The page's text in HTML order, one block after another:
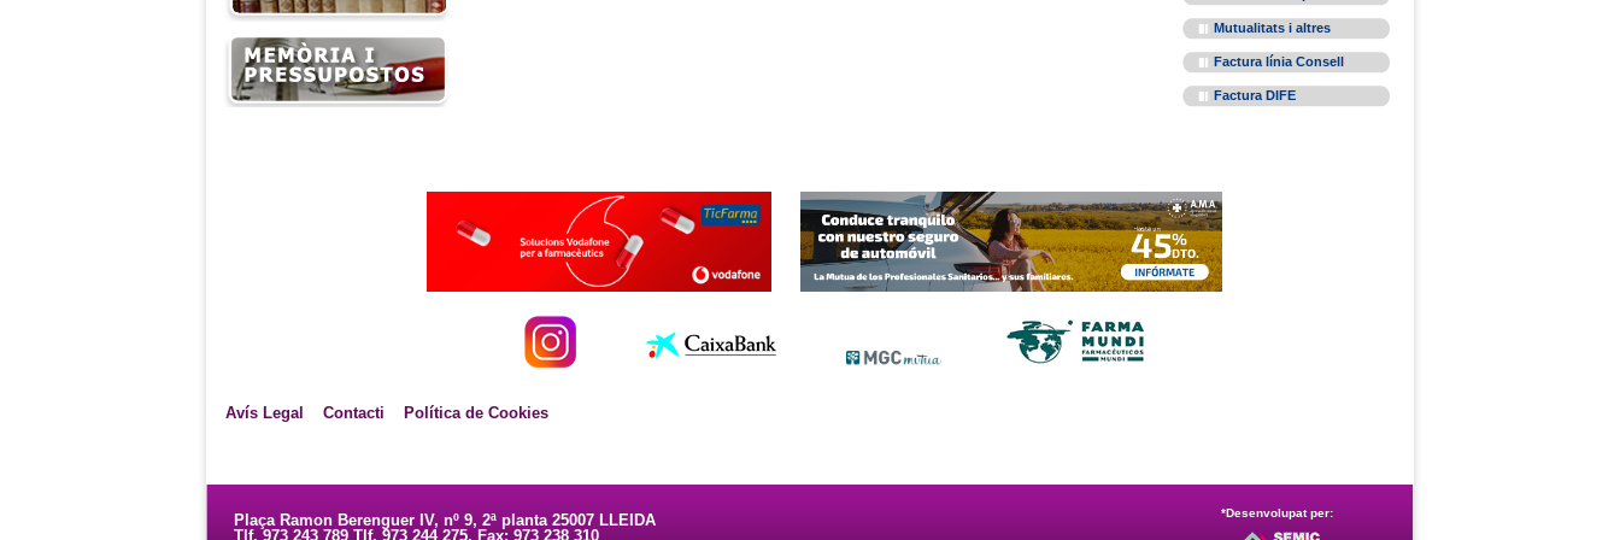
Mutualitats i altres
Factura línia Consell
Factura DIFE
Avís Legal Contacti Política de Cookies
Plaça Ramon Berenguer IV, nº 9, 2ª planta 25007 LLEIDA
Tlf. 973 243 789 Tlf. 973 244 275. Fax: 973 238 310
*Desenvolupat per: